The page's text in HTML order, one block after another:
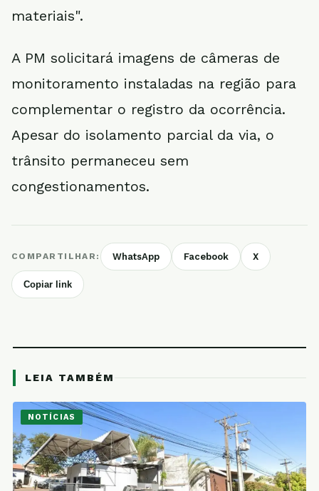
materiais".
A PM solicitará imagens de câmeras de
monitoramento instaladas na região para
complementar o registro da ocorrência.
Apesar do isolamento parcial da via, o
trânsito permaneceu sem
congestionamentos.
COMPARTILHAR: WhatsApp Facebook X
Copiar link
LEIA TAMBÉM
NOTÍCIAS